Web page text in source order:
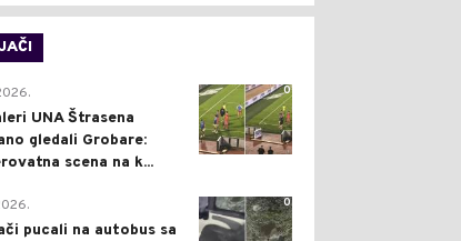
0
UNA Štrasena
gledali Grobare:
scena na k...
0
pucali na autobus sa